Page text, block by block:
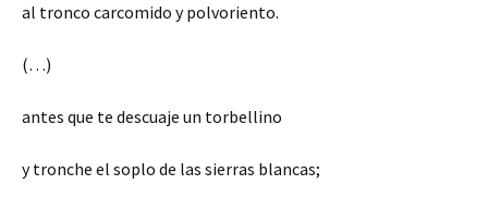
al tronco carcomido y polvoriento.
(…)
antes que te descuaje un torbellino
y tronche el soplo de las sierras blancas;